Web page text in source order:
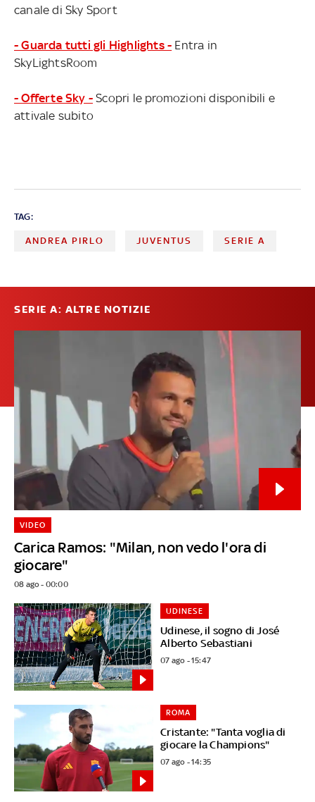
canale di Sky Sport
- Guarda tutti gli Highlights - Entra in
SkyLightsRoom
- Offerte Sky - Scopri le promozioni disponibili e
attivale subito
TAG:
ANDREA PIRLO JUVENTUS SERIE A
SERIE A: ALTRE NOTIZIE
Carica Ramos: "Milan, non vedo l'ora di
giocare"
VIDEO
08 ago - 00:00
Udinese, il sogno di José
Alberto Sebastiani
UDINESE
07 ago - 15:47
Cristante: "Tanta voglia di
giocare la Champions"
ROMA
07 ago - 14:35